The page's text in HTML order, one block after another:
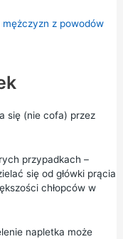
mężczyzn z powodów
się (nie cofa) przez
przypadkach –
się od główki prącia
chłopców w
napletka może